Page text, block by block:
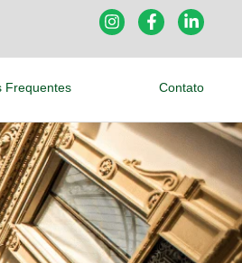
Frequentes Contato